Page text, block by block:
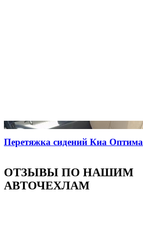
Перетяжка сидений Киа Оптима
ОТЗЫВЫ ПО НАШИМ
АВТОЧЕХЛАМ